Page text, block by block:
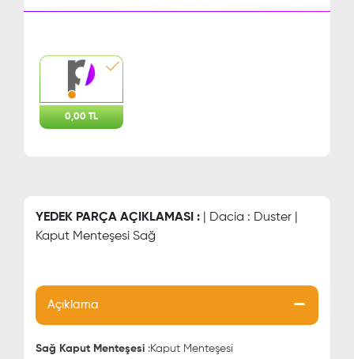
0,00 TL
YEDEK PARÇA AÇIKLAMASI : | Dacia : Duster |
Kaput Menteşesi Sağ
Açıklama
Sağ Kaput Menteşesi :Kaput Menteşesi